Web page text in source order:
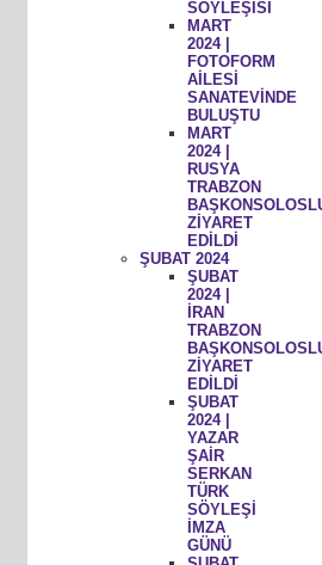
SÖYLEŞİSİ
MART
2024 |
FOTOFORM
AİLESİ
SANATEVİNDE
BULUŞTU
MART
2024 |
RUSYA
TRABZON
ZİYARET
EDİLDİ
ŞUBAT 2024
ŞUBAT
2024 |
İRAN
TRABZON
ZİYARET
EDİLDİ
ŞUBAT
2024 |
YAZAR
ŞAİR
SERKAN
TÜRK
SÖYLEŞİ
İMZA
GÜNÜ